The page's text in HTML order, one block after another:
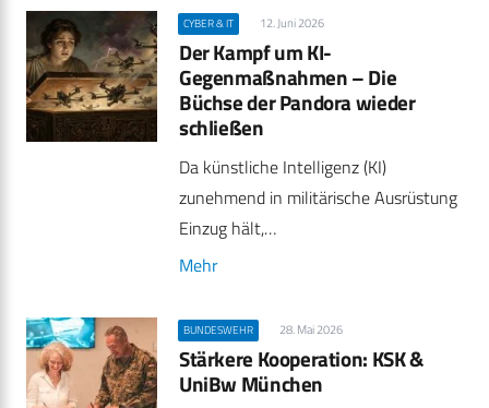
CYBER & IT 12. Juni 2026
Der Kampf um KI-
Gegenmaßnahmen – Die
Büchse der Pandora wieder
schließen
Da künstliche Intelligenz (KI)
zunehmend in militärische Ausrüstung
Einzug hält,…
Mehr
BUNDESWEHR 28. Mai 2026
Stärkere Kooperation: KSK &
UniBw München